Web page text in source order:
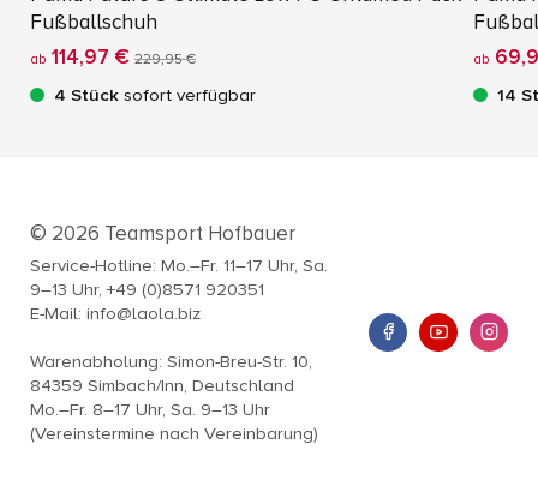
Fußballschuh
ab 114,97 € 229,95 €
4 Stück sofort verfügbar
ab
14
© 2026 Teamsport Hofbauer
Service-Hotline: Mo.–Fr. 11–17 Uhr, Sa.
9–13 Uhr, +49 (0)8571 920351
E-Mail: info@laola.biz
Warenabholung: Simon-Breu-Str. 10,
84359 Simbach/Inn, Deutschland
Mo.–Fr. 8–17 Uhr, Sa. 9–13 Uhr
(Vereinstermine nach Vereinbarung)